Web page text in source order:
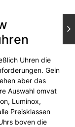
Uhren die
Gein
aber das
Auswahl omvat
Luminox,
Preisklassen
boven die